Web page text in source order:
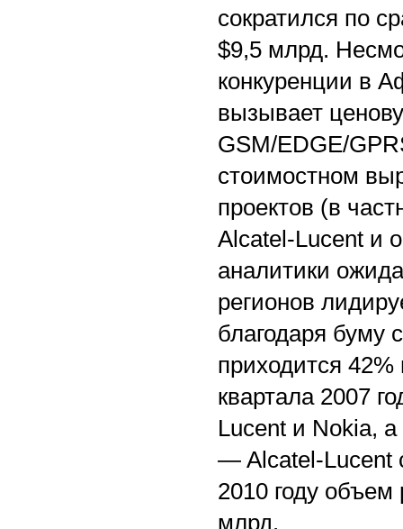
сократился по
$9,5 млрд.
конкуренции в
вызывает
GSM/EDGE/
стоимостном
проектов (в
Alcatel-Lucent и
аналитики
регионов
благодаря буму
приходится
квартала 2007
Lucent и Nokia,
— Alcatel-Lucent
2010 году объем
млрд.